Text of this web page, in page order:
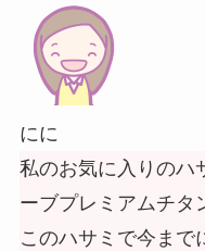
にに
私のお気に入りのハ
ーブプレミアムチタ
このハサミで今まで